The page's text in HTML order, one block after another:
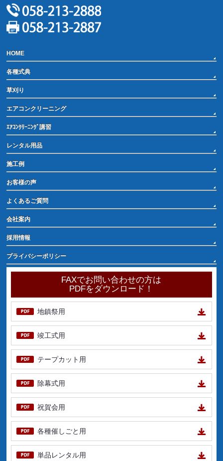
HOME
各種式典
草刈り
エアコンクリーニング
ｴｱｺﾝｸﾘｰﾆﾝｸﾞ講習
レンタル用品
施工例
お客様の声
よくあるご質問
会社案内
採用情報
プライバシーポリシー
FAXでお問い合わせの方は
PDFをダウンロード！
地鎮祭用
竣工式用
テープカット用
除幕式用
祝賀会用
各種催しごと用
単品レンタル用